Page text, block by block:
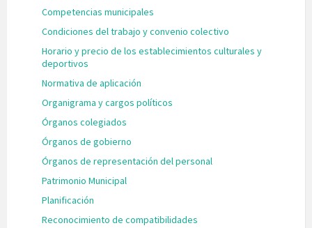
Competencias municipales
Condiciones del trabajo y convenio colectivo
Horario y precio de los establecimientos culturales y
deportivos
Normativa de aplicación
Organigrama y cargos políticos
Órganos colegiados
Órganos de gobierno
Órganos de representación del personal
Patrimonio Municipal
Planificación
Reconocimiento de compatibilidades